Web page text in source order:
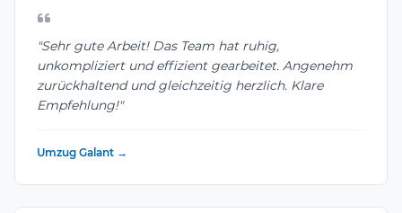
"Sehr gute Arbeit! Das Team hat ruhig,
unkompliziert und effizient gearbeitet. Angenehm
zurückhaltend und gleichzeitig herzlich. Klare
Empfehlung!"
Umzug Galant →